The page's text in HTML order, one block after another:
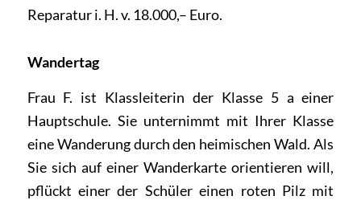
Reparatur i. H. v. 18.000,– Euro.
Wandertag
Frau F. ist Klassleiterin der Klasse 5 a einer
Hauptschule. Sie unternimmt mit Ihrer Klasse
eine Wanderung durch den heimischen Wald. Als
Sie sich auf einer Wanderkarte orientieren will,
pflückt einer der Schüler einen roten Pilz mit